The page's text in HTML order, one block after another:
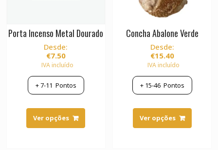
Porta Incenso Metal Dourado
Desde:
€7.50
IVA incluído
+7-11 Pontos
Ver opções
has
Concha Abalone Verde
Desde:
€15.40
IVA incluído
+ 15-46Pontos
Ver opções
This
has